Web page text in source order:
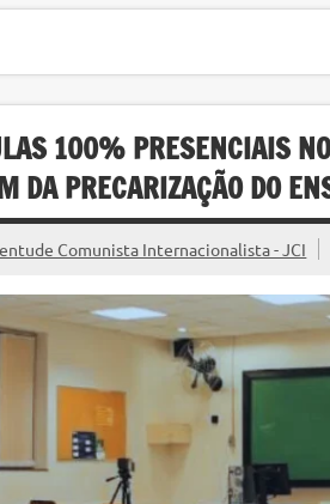
100% PRESENCIAIS
DA PRECARIZAÇÃO DO
Comunista Internacionalista - JCI